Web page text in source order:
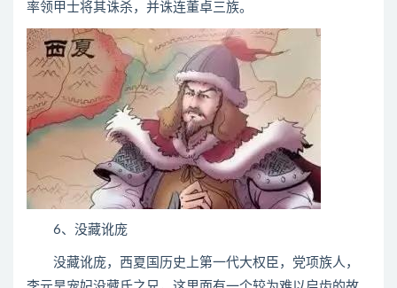
率领甲士将其诛杀，并诛连董卓三族。
6、没藏讹庞
没藏讹庞，西夏国历史上第一代大权臣，党项族人，